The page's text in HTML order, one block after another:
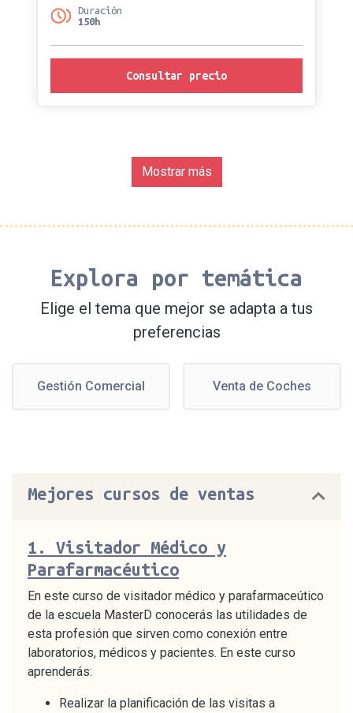
Duración
150h
Consultar precio
Mostrar más
Explora por temática
Elige el tema que mejor se adapta a tus
preferencias
Gestión Comercial Venta de Coches
Mejores cursos de ventas
1. Visitador Médico y
Parafarmacéutico
En este curso de visitador médico y parafarmaceútico
de la escuela MasterD conocerás las utilidades de
esta profesión que sirven como conexión entre
laboratorios, médicos y pacientes. En este curso
aprenderás:
Realizar la planificación de las visitas a